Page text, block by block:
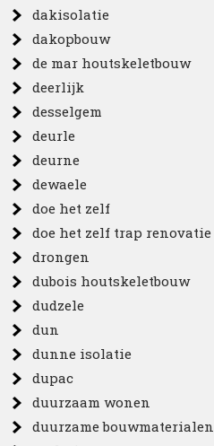
dakisolatie
dakopbouw
de mar houtskeletbouw
deerlijk
desselgem
deurle
deurne
dewaele
doe het zelf
doe het zelf trap renovatie
drongen
dubois houtskeletbouw
dudzele
dun
dunne isolatie
dupac
duurzaam wonen
duurzame bouwmaterialen